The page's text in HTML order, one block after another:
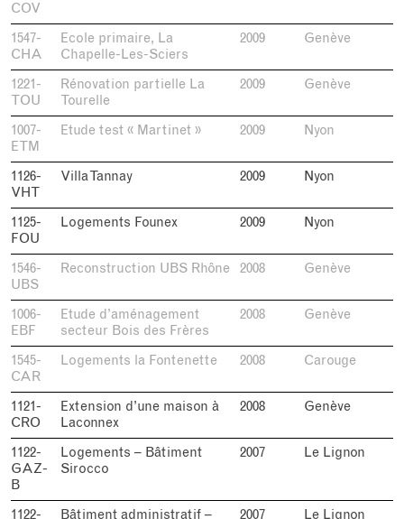
COV
1547-
CHA
Ecole primaire, La
Chapelle-Les-Sciers
2009 Genève
1221-
TOU
Rénovation partielle La
Tourelle
2009 Genève
1007-
ETM
Etude test « Martinet » 2009 Nyon
1126-
VHT
Villa Tannay 2009 Nyon
1125-
FOU
Logements Founex 2009 Nyon
1546-
UBS
Reconstruction UBS Rhône 2008 Genève
1006-
EBF
Etude d’aménagement
secteur Bois des Frères
2008 Genève
1545-
CAR
Logements la Fontenette 2008 Carouge
1121-
CRO
Extension d’une maison à
Laconnex
2008 Genève
1122-
GAZ-
B
Logements – Bâtiment
Sirocco
2007 Le Lignon
1122-
Bâtiment administratif –
2007 Le Lignon